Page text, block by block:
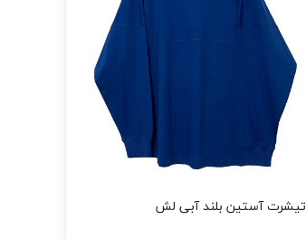
تیشرت آستین بلند آبی لش